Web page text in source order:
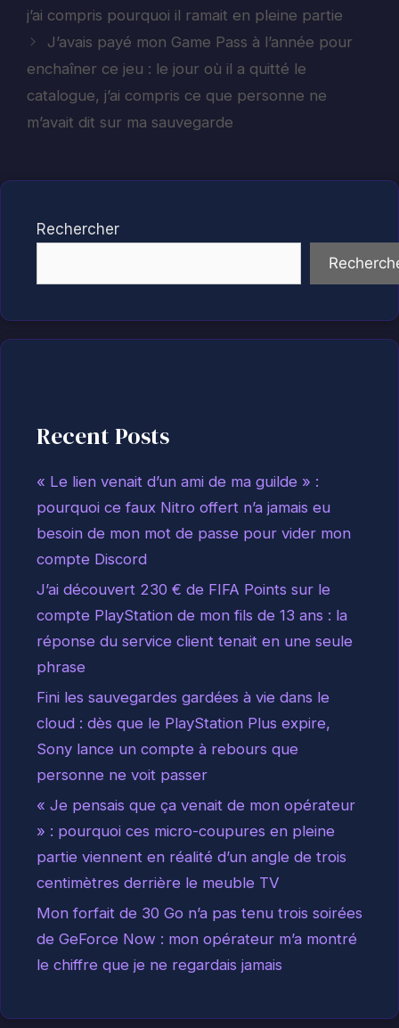
j’ai compris pourquoi il ramait en pleine partie
J’avais payé mon Game Pass à l’année pour
enchaîner ce jeu : le jour où il a quitté le
catalogue, j’ai compris ce que personne ne
m’avait dit sur ma sauvegarde
Rechercher
Recent Posts
« Le lien venait d’un ami de ma guilde » :
pourquoi ce faux Nitro offert n’a jamais eu
besoin de mon mot de passe pour vider mon
compte Discord
J’ai découvert 230 € de FIFA Points sur le
compte PlayStation de mon fils de 13 ans : la
réponse du service client tenait en une seule
phrase
Fini les sauvegardes gardées à vie dans le
cloud : dès que le PlayStation Plus expire,
Sony lance un compte à rebours que
personne ne voit passer
« Je pensais que ça venait de mon opérateur
» : pourquoi ces micro-coupures en pleine
partie viennent en réalité d’un angle de trois
centimètres derrière le meuble TV
Mon forfait de 30 Go n’a pas tenu trois soirées
de GeForce Now : mon opérateur m’a montré
le chiffre que je ne regardais jamais